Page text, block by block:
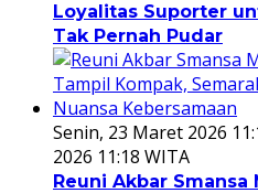
Loyalitas Suporter
Tak Pernah Pudar
Senin, 23 Maret 2026
2026 11:18 WITA
Reuni Akbar